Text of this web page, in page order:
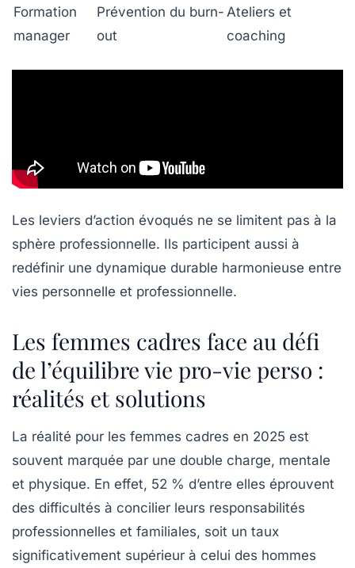
Formation
manager
Prévention du burn-
out
Ateliers et
coaching
Les leviers d’action évoqués ne se limitent pas à la
sphère professionnelle. Ils participent aussi à
redéfinir une dynamique durable harmonieuse entre
vies personnelle et professionnelle.
Les femmes cadres face au défi
de l’équilibre vie pro-vie perso :
réalités et solutions
La réalité pour les femmes cadres en 2025 est
souvent marquée par une double charge, mentale
et physique. En effet, 52 % d’entre elles éprouvent
des difficultés à concilier leurs responsabilités
professionnelles et familiales, soit un taux
significativement supérieur à celui des hommes